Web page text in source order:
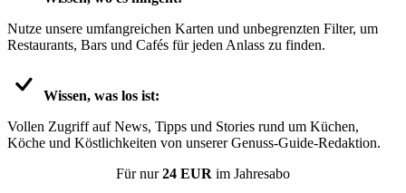
Nutze unsere umfangreichen Karten und unbegrenzten Filter, um
Restaurants, Bars und Cafés für jeden Anlass zu finden.
Wissen, was los ist:
Vollen Zugriff auf News, Tipps und Stories rund um Küchen,
Köche und Köstlichkeiten von unserer Genuss-Guide-Redaktion.
Für nur24 EUR im Jahresabo